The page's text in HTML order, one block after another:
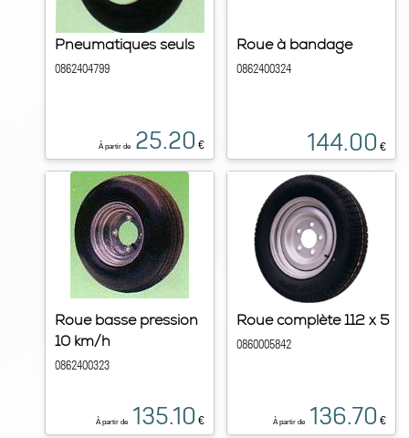
Pneumatiques seuls
0862404799
À partir de 25.20 €
Roue à bandage
0862400324
144.00 €
Roue basse pression
10 km/h
0862400323
À partir de 135.10 €
Roue complète 112 x 5
0860005842
À partir de 136.70 €